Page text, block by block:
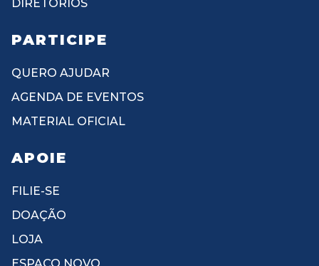
DIRETÓRIOS
PARTICIPE
QUERO AJUDAR
AGENDA DE EVENTOS
MATERIAL OFICIAL
APOIE
FILIE-SE
DOAÇÃO
LOJA